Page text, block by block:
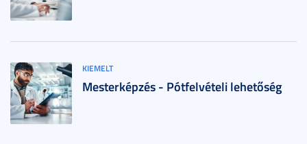
KIEMELT
Mesterképzés - Pótfelvételi lehetőség